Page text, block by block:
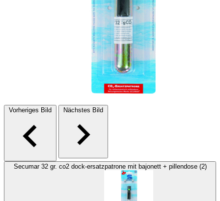
Vorheriges Bild Nächstes Bild
Secumar 32 gr. co2 dock-ersatzpatrone mit bajonett + pillendose (2)